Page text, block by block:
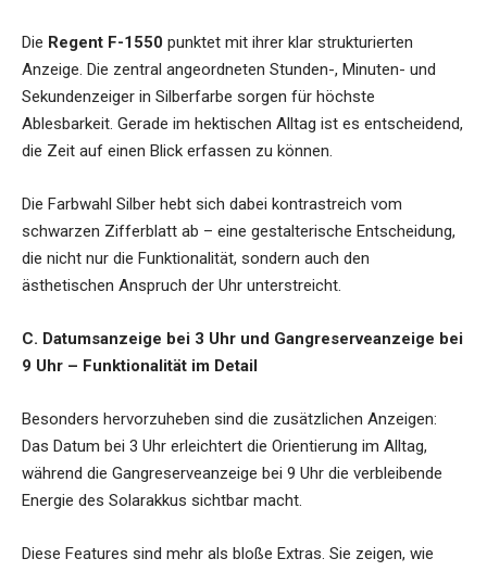
Die Regent F-1550 punktet mit ihrer klar strukturierten
Anzeige. Die zentral angeordneten Stunden-, Minuten- und
Sekundenzeiger in Silberfarbe sorgen für höchste
Ablesbarkeit. Gerade im hektischen Alltag ist es entscheidend,
die Zeit auf einen Blick erfassen zu können.
Die Farbwahl Silber hebt sich dabei kontrastreich vom
schwarzen Zifferblatt ab – eine gestalterische Entscheidung,
die nicht nur die Funktionalität, sondern auch den
ästhetischen Anspruch der Uhr unterstreicht.
C. Datumsanzeige bei 3 Uhr und Gangreserveanzeige bei
9 Uhr – Funktionalität im Detail
Besonders hervorzuheben sind die zusätzlichen Anzeigen:
Das Datum bei 3 Uhr erleichtert die Orientierung im Alltag,
während die Gangreserveanzeige bei 9 Uhr die verbleibende
Energie des Solarakkus sichtbar macht.
Diese Features sind mehr als bloße Extras. Sie zeigen, wie